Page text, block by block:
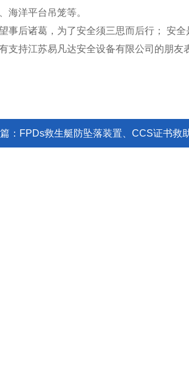
海洋平台吊笼等。
事后诸葛，为了安全须三思而后行； 安
支持江苏易凡达安全设备有限公司的朋友
： FPDs救生艇防坠落装置、CCS证书救助艇防脱落保护吊绳索设